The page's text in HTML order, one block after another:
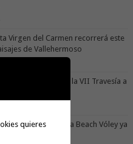
Virgen del Carmen recorrerá este
de Vallehermoso
acoge este sábado la VII Travesía a
Gomahara Beach Vóley ya
quieres